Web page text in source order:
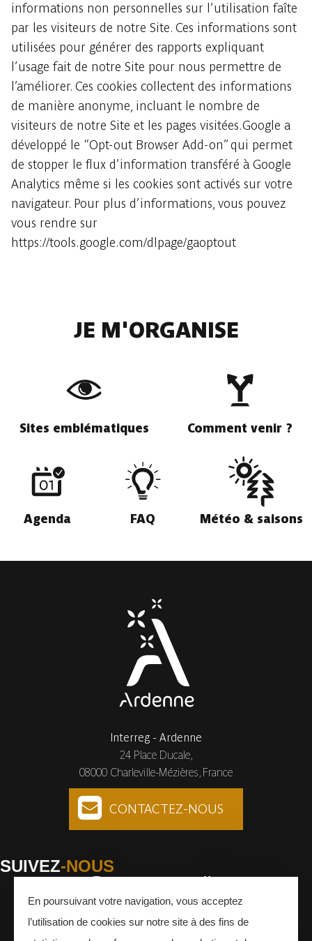
informations non personnelles sur l’utilisation faîte
par les visiteurs de notre Site. Ces informations sont
utilisées pour générer des rapports expliquant
l’usage fait de notre Site pour nous permettre de
l’améliorer. Ces cookies collectent des informations
de manière anonyme, incluant le nombre de
visiteurs de notre Site et les pages visitées.Google a
développé le “Opt-out Browser Add-on” qui permet
de stopper le flux d’information transféré à Google
Analytics même si les cookies sont activés sur votre
navigateur. Pour plus d’informations, vous pouvez
vous rendre sur
https://tools.google.com/dlpage/gaoptout
JE M'ORGANISE
Sites emblématiques Comment venir ?
Agenda FAQ Météo & saisons
Interreg - Ardenne
24 Place Ducale,
08000 Charleville-Mézières, France
CONTACTEZ-NOUS
SUIVEZ-NOUS
Facebook Instagram Youtube
En poursuivant votre navigation, vous acceptez
l’utilisation de cookies sur notre site à des fins de